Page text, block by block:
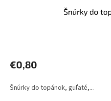
Šnúrky do
€0,80
Šnúrky do topánok, guľaté,...